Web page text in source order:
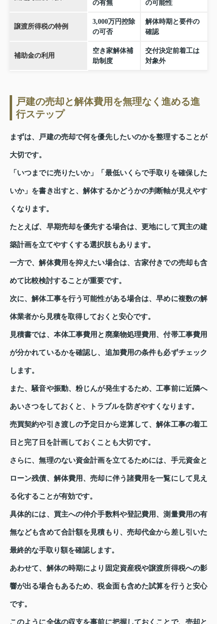
の有無
の可能性
譲渡所得税の特例
3,000万円控除
の可否
解体時期と要件の
確認
補助金の利用
空き家解体補
助制度
交付決定前着工は
対象外
戸建の売却と解体費用を無理なく進める進
行ステップ
まずは、戸建の売却で何を優先したいのかを整理することが
大切です。
「いつまでに売りたいか」「最低いくらで手取りを確保した
いか」を書き出すと、解体するかどうかの判断軸が見えやす
くなります。
たとえば、早期売却を優先する場合は、更地にして買主の建
築計画を立てやすくする選択肢もあります。
一方で、解体費用を抑えたい場合は、古家付きでの売却も含
めて比較検討することが重要です。
次に、解体工事を行う可能性がある場合は、早めに複数の解
体業者から見積を取得しておくと安心です。
見積書では、本体工事費用と廃棄物処理費用、付帯工事費用
が分かれているかを確認し、追加費用の条件も必ずチェック
します。
また、騒音や振動、粉じんが発生するため、工事前に近隣へ
あいさつをしておくと、トラブルを防ぎやすくなります。
売買契約や引き渡しの予定日から逆算して、解体工事の着工
日と完了日を計画しておくことも大切です。
さらに、無理のない資金計画を立てるためには、手元資金と
ローン残債、解体費用、売却に伴う諸費用を一覧にして見え
る化することが有効です。
具体的には、買主への仲介手数料や登記費用、測量費用の有
無なども含めて合計額を見積もり、売却代金から差し引いた
最終的な手取り額を確認します。
あわせて、解体の時期により固定資産税や譲渡所得税への影
響が出る場合もあるため、税金面も含めた試算を行うと安心
です。
このように全体の収支を事前に把握しておくことで、売却と